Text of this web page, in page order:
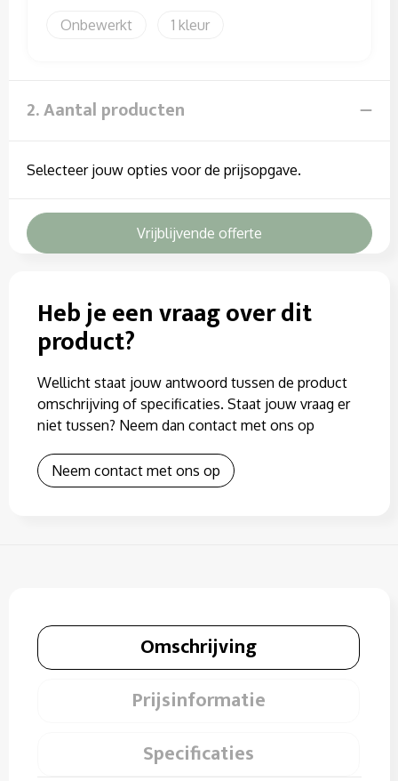
Vesten
Onbewerkt
1
2. Aantal producten
Selecteer jouw opties voor de prijsopgave.
Vrijblijvende offerte
Heb je een vraag over dit
product?
Wellicht staat jouw antwoord tussen de product
omschrijving of specificaties. Staat jouw vraag er
niet tussen? Neem dan contact met ons op
Neem contact met ons op
Omschrijving
Prijsinformatie
Specificaties